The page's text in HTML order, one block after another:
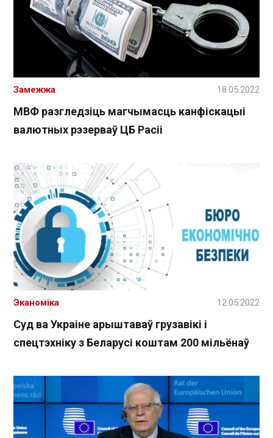
МВФ разгледзіць магчымасць канфіскацыі
валютных рэзерваў ЦБ Расіі
Замежжа 18.05.2022
Суд ва Украіне арыштаваў грузавікі і
спецтэхніку з Беларусі коштам 200 мільёнаў
Эканоміка 12.05.2022